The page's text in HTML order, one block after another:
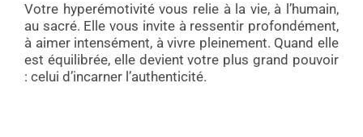
Votre hyperémotivité vous relie à la vie, à l’humain,
au sacré. Elle vous invite à ressentir profondément,
à aimer intensément, à vivre pleinement. Quand elle
est équilibrée, elle devient votre plus grand pouvoir
: celui d’incarner l’authenticité.